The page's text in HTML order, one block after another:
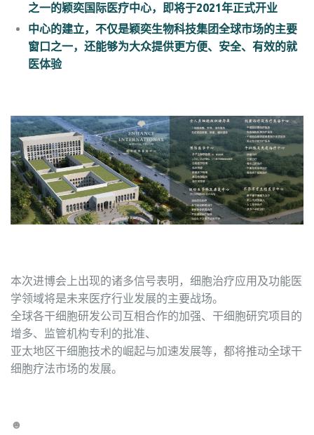
之一的颖奕国际医疗中心，即将于2021年正式开业
中心的建立，不仅是颖奕生物科技集团全球市场的主要
窗口之一，还能够为大众提供更方便、安全、有效的就
医体验
本次进博会上出现的诸多信号表明，细胞治疗应用及功能医
学领域将是未来医疗行业发展的主要战场。
全球各干细胞研发公司互相合作的加强、干细胞研究项目的
增多、监管机构专利的批准、
亚太地区干细胞技术的崛起与加速发展等，都将推动全球干
细胞疗法市场的发展。
☻